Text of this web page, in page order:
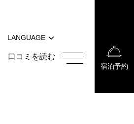
LANGUAGE
English
口コミを読む
한국어
宿泊予約